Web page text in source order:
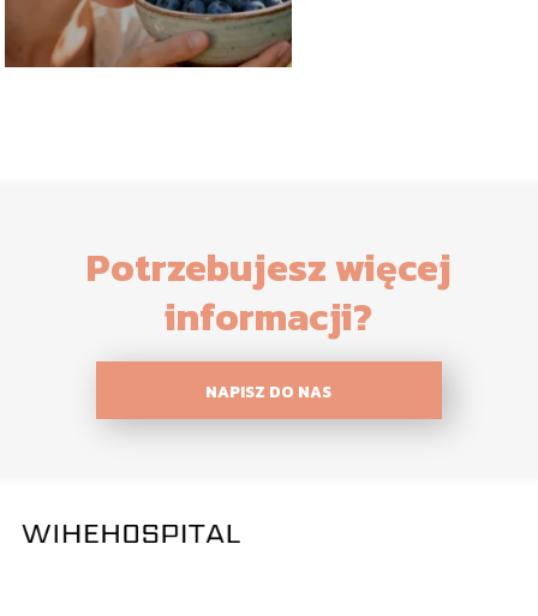
Potrzebujesz więcej
informacji?
NAPISZ DO NAS